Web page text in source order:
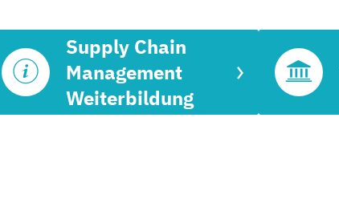
Supply Chain
Management
Weiterbildung